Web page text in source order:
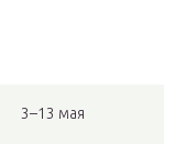
3–13 мая